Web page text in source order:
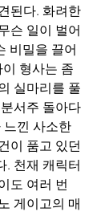
된다. 화려한
슨 일이 벌어
비밀을 끌어
형사는 좀
실마리를 풀
서주 돌아다
느낀 사소한
이 품고 있던
. 천재 캐릭터
도 여러 번
게이고의 매